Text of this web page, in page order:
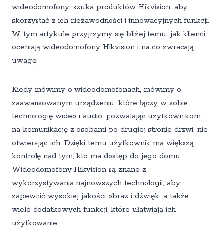
wideodomofony, szuka produktów Hikvision, aby
skorzystać z ich niezawodności i innowacyjnych funkcji.
W tym artykule przyjrzymy się bliżej temu, jak klienci
oceniają wideodomofony Hikvision i na co zwracają
uwagę.
Kiedy mówimy o wideodomofonach, mówimy o
zaawansowanym urządzeniu, które łączy w sobie
technologię wideo i audio, pozwalając użytkownikom
na komunikację z osobami po drugiej stronie drzwi, nie
otwierając ich. Dzięki temu użytkownik ma większą
kontrolę nad tym, kto ma dostęp do jego domu.
Wideodomofony Hikvision są znane z
wykorzystywania najnowszych technologii, aby
zapewnić wysokiej jakości obraz i dźwięk, a także
wiele dodatkowych funkcji, które ułatwiają ich
użytkowanie.